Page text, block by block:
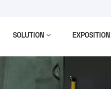
SOLUTION EXPOSITION